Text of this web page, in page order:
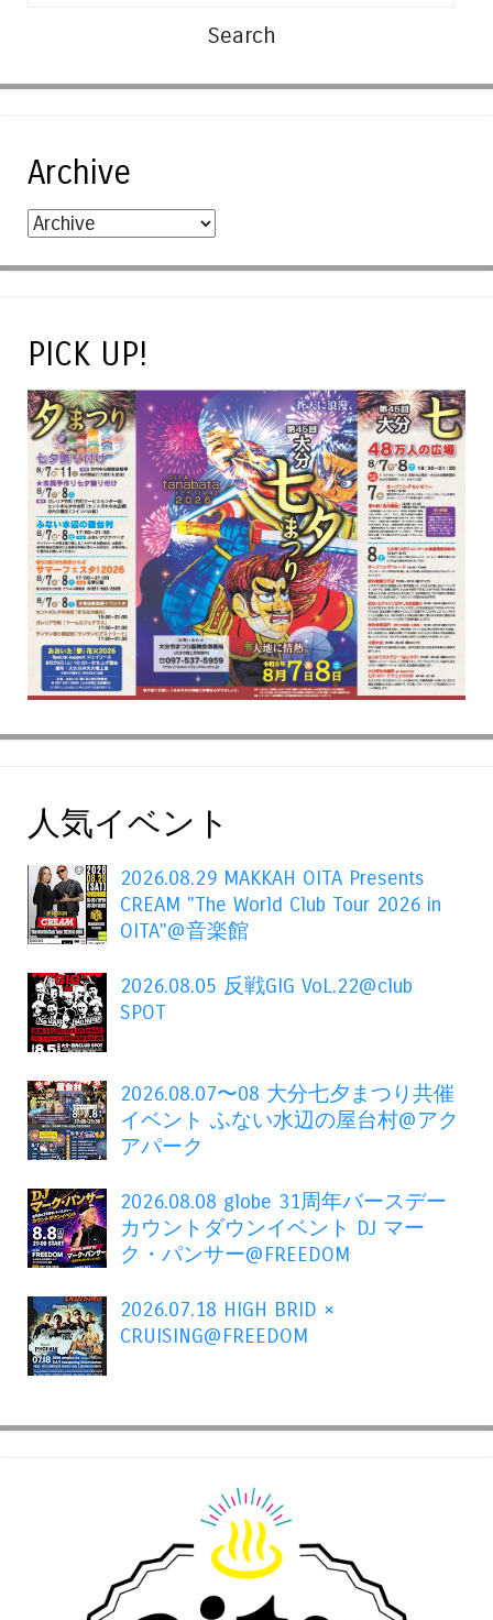
Archive
PICK UP!
人気イベント
2026.08.29 MAKKAH OITA Presents
CREAM "The World Club Tour 2026 in
OITA"@音楽館
2026.08.05 反戦GIG VoL.22@club
SPOT
2026.08.07〜08 大分七夕まつり共催
イベント ふない水辺の屋台村@アク
アパーク
2026.08.08 globe 31周年バースデー
カウントダウンイベント DJ マー
ク・パンサー@FREEDOM
2026.07.18 HIGH BRID ×
CRUISING@FREEDOM